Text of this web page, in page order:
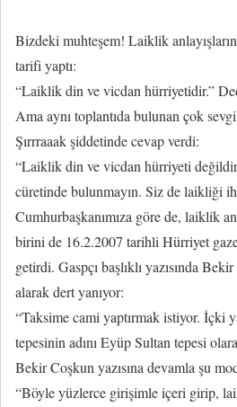
Bizdeki muhteşem! Laiklik
tarifi yaptı:
“Laiklik din ve vicdan hürriyetidir.”
Ama aynı toplantıda bulunan çok
Şırrraaak şiddetinde cevap verdi:
“Laiklik din ve vicdan hürriyeti
cüretinde bulunmayın. Siz de laikliği
Cumhurbaşkanımıza göre de, laiklik
birini de 16.2.2007 tarihli Hürriyet
getirdi. Gaspçı başlıklı yazısında
alarak dert yanıyor:
“Taksime cami yaptırmak istiyor.
tepesinin adını Eyüp Sultan tepesi
Bekir Coşkun yazısına devamla şu
“Böyle yüzlerce girişimle içeri girip,